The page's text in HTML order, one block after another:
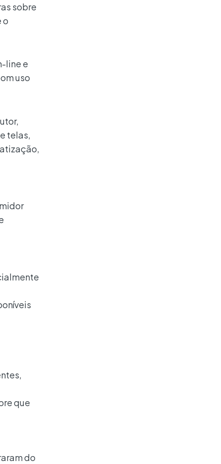
sobre
o
line e
uso
telas,
que
do